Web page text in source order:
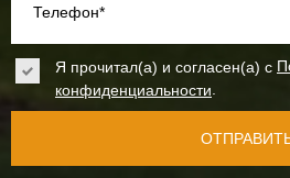
Телефон*
Я прочитал(а) и согласен(а) с
конфиденциальности